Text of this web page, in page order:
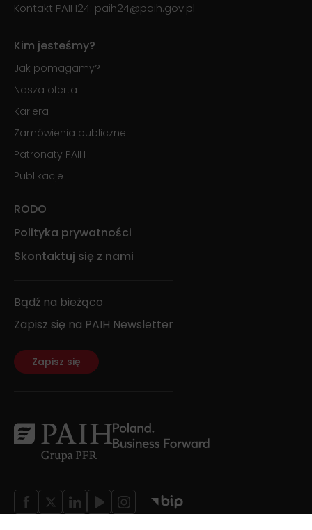
Kontakt PAIH24: paih24@paih.gov.pl
Kim jesteśmy?
Jak pomagamy?
Nasza oferta
Kariera
Zamówienia publiczne
Patronaty PAIH
Publikacje
RODO
Polityka prywatności
Skontaktuj się z nami
Bądź na bieżąco
Zapisz się na PAIH Newsletter
Zapisz się